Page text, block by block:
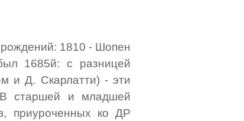
рождений: 1810 - Шопен
1685й: с разницей
и Д. Скарлатти) - эти
старшей и младшей
приуроченных ко ДР